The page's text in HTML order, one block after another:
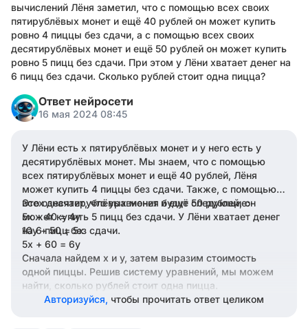
вычислений Лёня заметил, что с помощью всех своих
пятирублёвых монет и ещё 40 рублей он может купить
ровно 4 пиццы без сдачи, а с помощью всех своих
десятирублёвых монет и ещё 50 рублей он может купить
ровно 5 пицц без сдачи. При этом у Лёни хватает денег на
6 пицц без сдачи. Сколько рублей стоит одна пицца?
Ответ нейросети
16 мая 2024 08:45
У Лёни есть x пятирублёвых монет и у него есть y
десятирублёвых монет. Мы знаем, что с помощью
всех пятирублёвых монет и ещё 40 рублей, Лёня
может купить 4 пиццы без сдачи. Также, с помощью
всех десятирублёвых монет и ещё 50 рублей, он
может купить 5 пицц без сдачи. У Лёни хватает денег
на 6 пицц без сдачи.
Это означает, что уравнения будут следующие:
5x + 40 = 4y
10y + 50 = 5x
5x + 60 = 6y
Сначала найдем x и y, затем выразим стоимость
одной пиццы. Решив систему уравнений, мы можем
найти, сколько рублей стоит одна пицца.
Авторизуйся, чтобы прочитать ответ целиком